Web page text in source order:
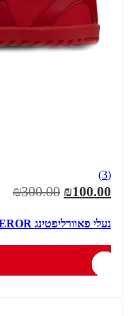
(3)
₪100.00
₪300.00
נעלי פאוורליפטינג NOTORIOUS LIFT SSG3 - EMPEROR